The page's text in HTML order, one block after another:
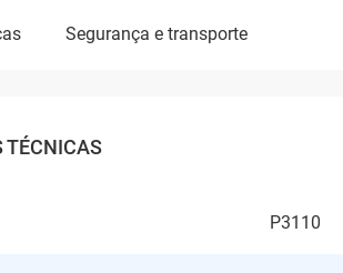
segurança e transporte
TÉCNICAS
P3110